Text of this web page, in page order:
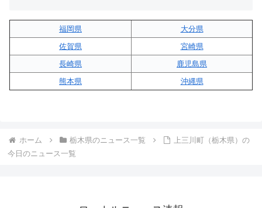
福岡県
大分県
佐賀県
宮崎県
長崎県
鹿児島県
熊本県
沖縄県
ホーム 栃木県のニュース一覧
上三川町（栃木県）の
今日のニュース一覧